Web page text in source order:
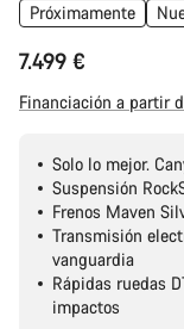
Próximamente
7.499 €
Financiación a partir
Solo lo mejor.
Suspensión
Frenos Maven
Transmisión
vanguardia
Rápidas ruedas
impactos